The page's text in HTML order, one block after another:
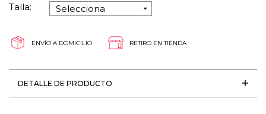
Talla:
ENVÍO A DOMICILIO RETIRO EN TIENDA
DETALLE DE PRODUCTO